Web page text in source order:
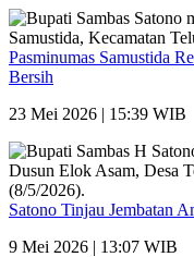
Pasminumas Samustida
Bersih
23 Mei 2026 | 15:39 WIB
Satono Tinjau Jembatan
9 Mei 2026 | 13:07 WIB